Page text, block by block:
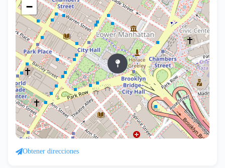
−
Obtener direcciones